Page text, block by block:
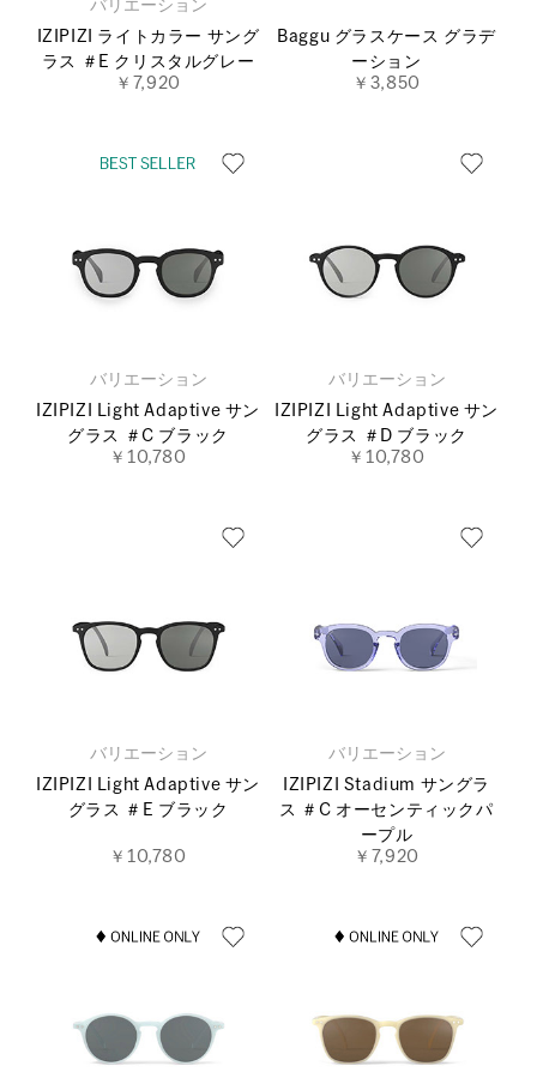
バリエーション
IZIPIZI ライトカラー サング
ラス ＃E クリスタルグレー
￥7,920
Baggu グラスケース グラデ
ーション
￥3,850
バリエーション
IZIPIZI Light Adaptive サン
グラス ＃C ブラック
￥10,780
バリエーション
IZIPIZI Light Adaptive サン
グラス ＃D ブラック
￥10,780
バリエーション
IZIPIZI Light Adaptive サン
グラス ＃E ブラック
￥10,780
バリエーション
IZIPIZI Stadium サングラ
ス ＃C オーセンティックパ
ープル
￥7,920